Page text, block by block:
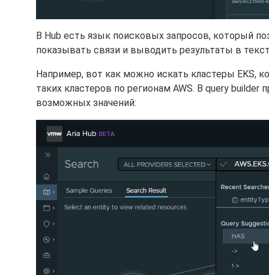
В Hub есть язык поисковых запросов, который
показывать связи и выводить результаты в
Например, вот как можно искать кластеры EKS,
таких кластеров по регионам AWS. В query
возможных значений: